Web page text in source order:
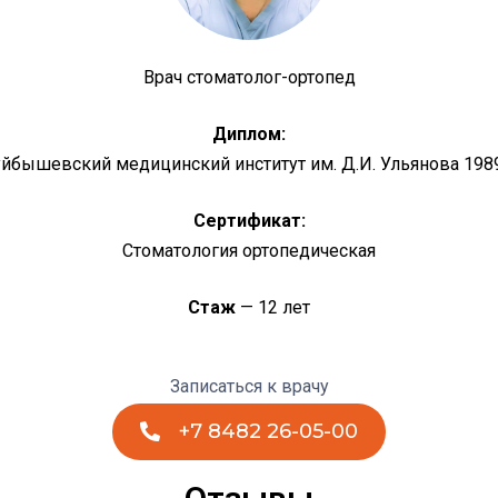
Врач стоматолог-ортопед
Диплом:
медицинский институт им. Д.И. Ульянова
Сертификат:
Стоматология ортопедическая
Стаж — 12 лет
Записаться к врачу
+7 8482 26-05-00